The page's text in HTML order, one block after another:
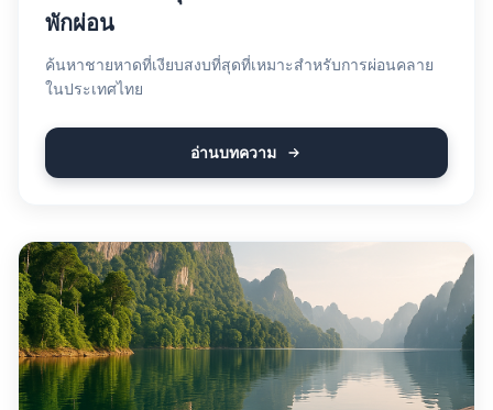
พักผ่อน
ค้นหาชายหาดที่เงียบสงบที่สุดที่เหมาะสำหรับการผ่อนคลาย
ในประเทศไทย
อ่านบทความ